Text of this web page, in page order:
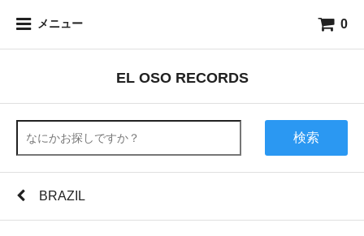
メニュー 0
EL OSO RECORDS
検索
BRAZIL